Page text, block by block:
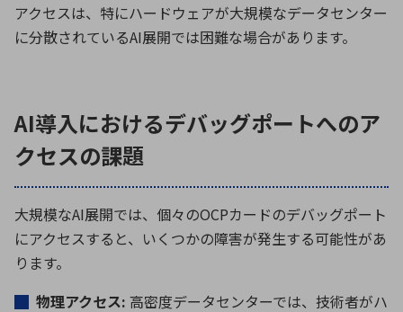
アクセスは、特にハードウェアが大規模なデータセンター
に分散されているAI展開では困難な場合があります。
AI導入におけるデバッグポートへのア
クセスの課題
大規模なAI展開では、個々のOCPカードのデバッグポート
にアクセスすると、いくつかの障害が発生する可能性があ
ります。
物理アクセス: 高密度データセンターでは、技術者がハ